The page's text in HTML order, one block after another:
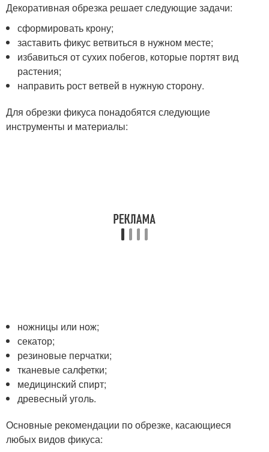
Декоративная обрезка решает следующие задачи:
сформировать крону;
заставить фикус ветвиться в нужном месте;
избавиться от сухих побегов, которые портят вид
растения;
направить рост ветвей в нужную сторону.
Для обрезки фикуса понадобятся следующие
инструменты и материалы:
ножницы или нож;
секатор;
резиновые перчатки;
тканевые салфетки;
медицинский спирт;
древесный уголь.
Основные рекомендации по обрезке, касающиеся
любых видов фикуса: